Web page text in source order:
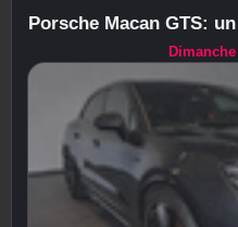
Porsche Macan GTS: